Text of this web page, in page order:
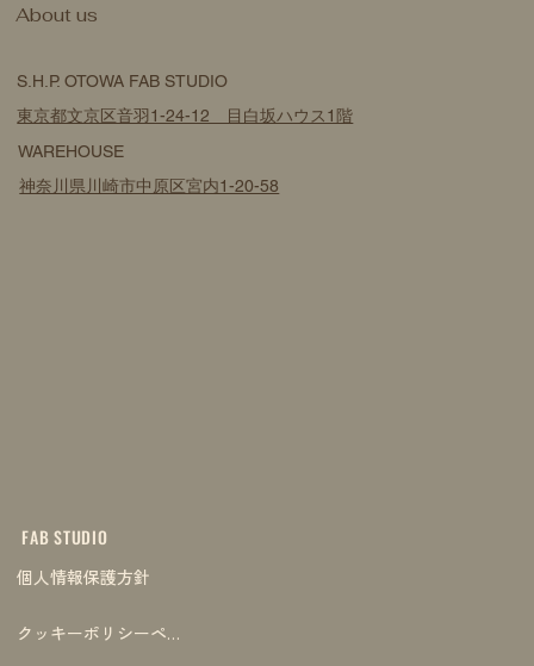
FAB STUDIO
個人情報保護方針
クッキーポリシーページ
S.H.P. OTOWA FAB STUDIO
東京都文京区音羽1-24-12 目白坂ハウス1階
WAREHOUSE
神奈川県川崎市中原区宮内1-20-58
​About us